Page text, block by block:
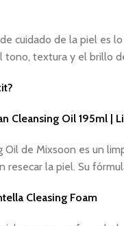
cuidado de la piel es
tono, textura y el brillo
Cleansing Oil 195ml |
Oil de Mixsoon es un
resecar la piel. Su
Cleasing Foam